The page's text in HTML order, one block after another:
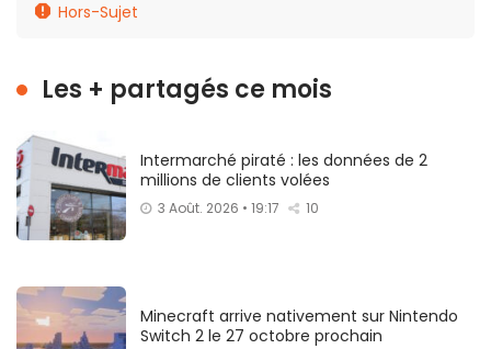
Hors-Sujet
Les + partagés ce mois
Intermarché piraté : les données de 2
millions de clients volées
3 Août. 2026 • 19:17 10
Minecraft arrive nativement sur Nintendo
Switch 2 le 27 octobre prochain